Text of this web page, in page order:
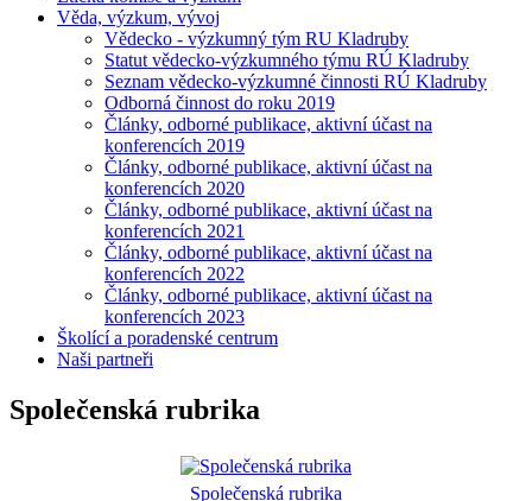
Věda, výzkum, vývoj
Vědecko - výzkumný tým RU Kladruby
Statut vědecko-výzkumného týmu RÚ Kladruby
Seznam vědecko-výzkumné činnosti RÚ Kladruby
Odborná činnost do roku 2019
Články, odborné publikace, aktivní účast na
konferencích 2019
Články, odborné publikace, aktivní účast na
konferencích 2020
Články, odborné publikace, aktivní účast na
konferencích 2021
Články, odborné publikace, aktivní účast na
konferencích 2022
Články, odborné publikace, aktivní účast na
konferencích 2023
Školící a poradenské centrum
Naši partneři
Společenská rubrika
Společenská rubrika